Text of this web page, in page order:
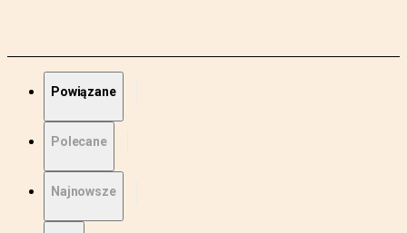
Powiązane
Polecane
Najnowsze